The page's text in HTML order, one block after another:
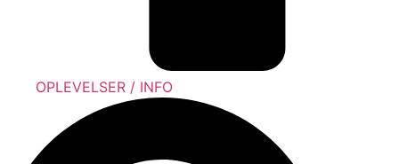
OPLEVELSER / INFO